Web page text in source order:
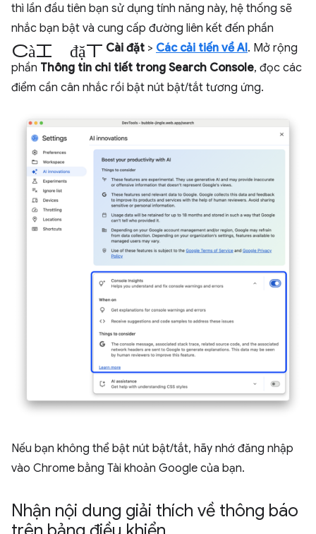
thì lần đầu tiên bạn sử dụng tính năng này, hệ thống sẽ
nhắc bạn bật và cung cấp đường liên kết đến phần
cài đặt Cài đặt > Các cải tiến về AI. Mở rộng
phần Thông tin chi tiết trong Search Console, đọc các
điểm cần cân nhắc rồi bật nút bật/tắt tương ứng.
Nếu bạn không thể bật nút bật/tắt, hãy nhớ đăng nhập
vào Chrome bằng Tài khoản Google của bạn.
Nhận nội dung giải thích về thông báo